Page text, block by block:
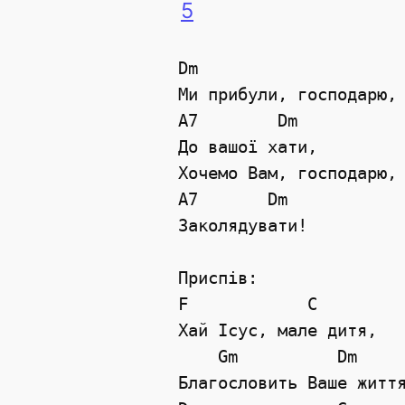
5
Dm
Ми прибули, господарю,
A7        Dm
До вашої хати,
Хочемо Вам, господарю,
A7       Dm
Заколядувати!
Приспів:
F            C
Хай Ісус, мале
Gm          Dm
Благословить Ваше